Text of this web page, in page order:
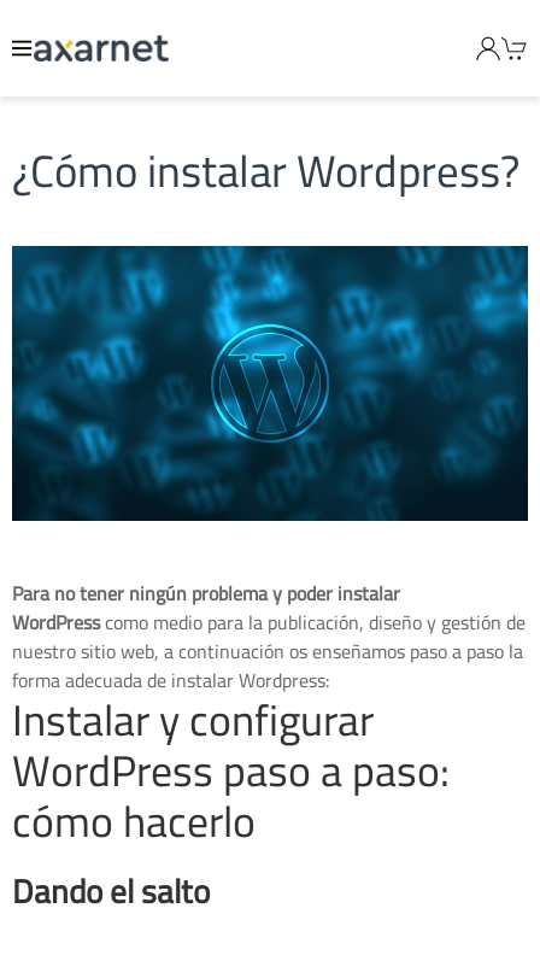
¿Cómo instalar Wordpress?
Para no tener ningún problema y poder instalar
WordPresscomo medio para la publicación, diseño y gestión de
nuestro sitio web, a continuación os enseñamos paso a paso la
forma adecuada de instalar Wordpress:
Instalar y configurar
WordPress paso a paso:
cómo hacerlo
Dando el salto